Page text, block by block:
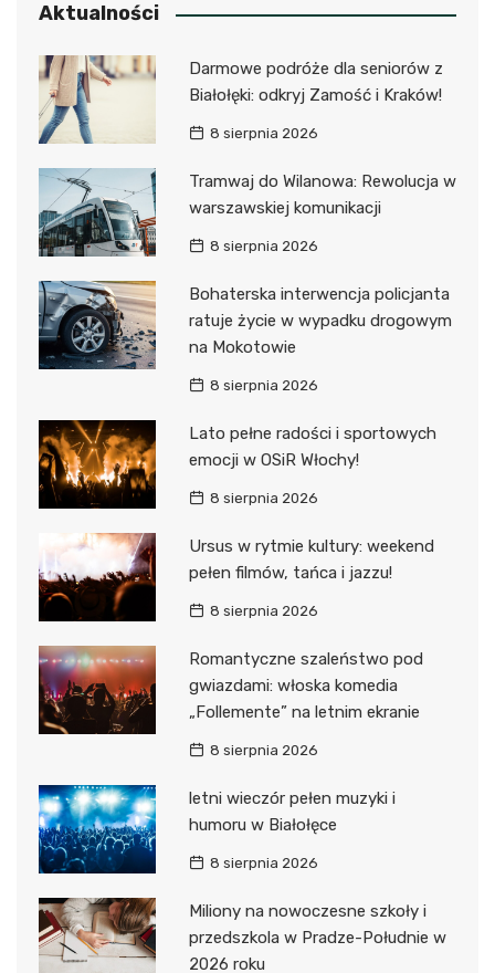
Aktualności
Darmowe podróże dla seniorów z
Białołęki: odkryj Zamość i Kraków!
8 sierpnia 2026
Tramwaj do Wilanowa: Rewolucja w
warszawskiej komunikacji
8 sierpnia 2026
Bohaterska interwencja policjanta
ratuje życie w wypadku drogowym
na Mokotowie
8 sierpnia 2026
Lato pełne radości i sportowych
emocji w OSiR Włochy!
8 sierpnia 2026
Ursus w rytmie kultury: weekend
pełen filmów, tańca i jazzu!
8 sierpnia 2026
Romantyczne szaleństwo pod
gwiazdami: włoska komedia
„Follemente” na letnim ekranie
8 sierpnia 2026
letni wieczór pełen muzyki i
humoru w Białołęce
8 sierpnia 2026
Miliony na nowoczesne szkoły i
przedszkola w Pradze-Południe w
2026 roku